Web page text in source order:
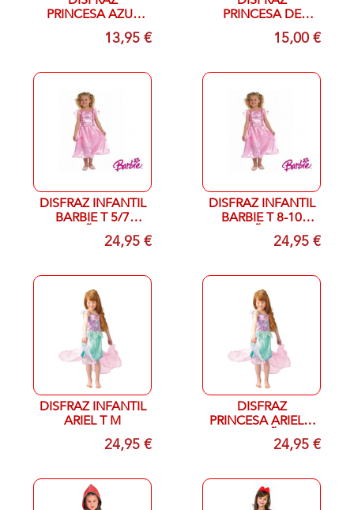
PRINCESA AZUL
MAGIC T 11-14
AÑOS13,95 €
PRINCESA DE
LUJO T 10-12
AÑOS15,00 €
DISFRAZ INFANTIL
BARBIE T 5/7
AÑOS24,95 €
DISFRAZ INFANTIL
BARBIE T 8-10
AÑOS24,95 €
DISFRAZ INFANTIL
ARIEL T M
24,95 €
DISFRAZ
PRINCESA ARIEL T
S 3-4 AÑOS24,95 €